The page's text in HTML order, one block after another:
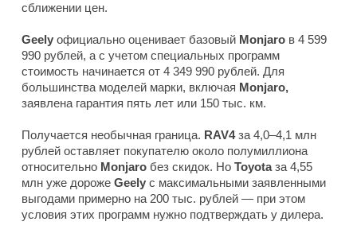
сближении цен.
Geely официально оценивает базовый Monjaro в 4 599
990 рублей, а с учетом специальных программ
стоимость начинается от 4 349 990 рублей. Для
большинства моделей марки, включая Monjaro,
заявлена гарантия пять лет или 150 тыс. км.
Получается необычная граница. RAV4за 4,0–4,1 млн
рублей оставляет покупателю около полумиллиона
относительно Monjaro без скидок. Но Toyotaза 4,55
млн уже дороже Geely с максимальными заявленными
выгодами примерно на 200 тыс. рублей — при этом
условия этих программ нужно подтверждать у дилера.